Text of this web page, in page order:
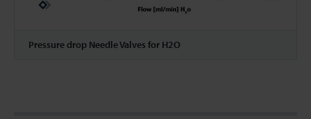
Pressure drop Needle Valves for H2O